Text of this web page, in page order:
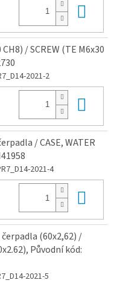
/ SCREW (TE M6x30
2021-2
/ CASE, WATER
2021-4
(60x2,62) /
Původní kód:
2021-5